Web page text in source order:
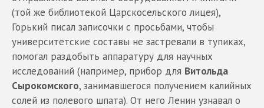
(той же библиотекой Царскосельского лицея),
Горький писал записочки с просьбами, чтобы
университетские составы не застревали в тупиках,
помогал раздобыть аппаратуру для научных
исследований (например, прибор для Витольда
Сырокомского, занимавшегося получением калийных
солей из полевого шпата). От него Ленин узнавал о